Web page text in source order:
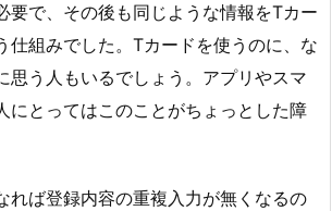
要で、その後も同じような情報をTカー
仕組みでした。Tカードを使うのに、な
思う人もいるでしょう。アプリやスマ
にとってはこのことがちょっとした障
れば登録内容の重複入力が無くなるの